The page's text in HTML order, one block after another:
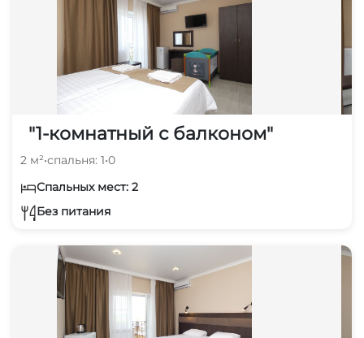
"1-комнатный с балконом"
2 м²•спальня: 1•0
Спальных мест: 2
Без питания